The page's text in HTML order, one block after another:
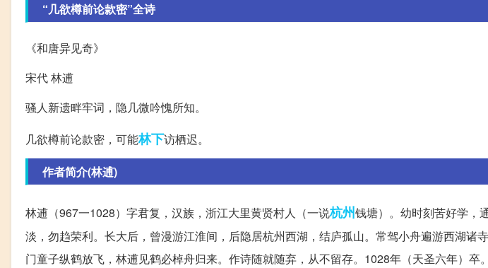
“几欲樽前论款密”全诗
《和唐异见奇》
宋代 林逋
骚人新遗畔牢词，隐几微吟愧所知。
几欲樽前论款密，可能林下访栖迟。
作者简介(林逋)
林逋（967一1028）字君复，汉族，浙江大里黄贤村人（一说杭州钱塘）。幼时刻苦好学，
淡，勿趋荣利。长大后，曾漫游江淮间，后隐居杭州西湖，结庐孤山。常驾小舟遍游西湖诸
门童子纵鹤放飞，林逋见鹤必棹舟归来。作诗随就随弃，从不留存。1028年（天圣六年）卒